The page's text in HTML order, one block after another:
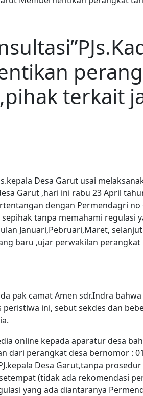
terkait
Desa Garut usai
Garut ,hari ini rabu 23 April
dengan Permendagri no
tanpa memahami regulasi
Januari,Pebruari,Maret,
baru ,ujar perwakilan perangkat
pak camat Amen sdr.Indra
ini, sebut sekdes dan
online kepada aparatur desa
dari perangkat desa bernomor :
Desa Garut,tanpa
(tidak ada rekomendasi
yang ada diantaranya